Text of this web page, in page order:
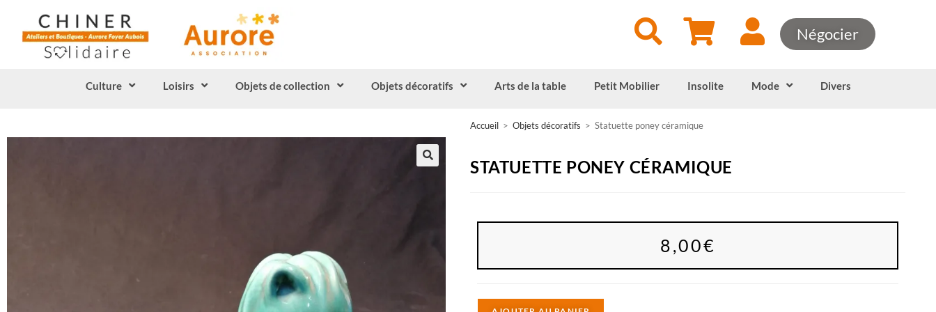
Négocier
Culture Loisirs Objets de collection Objets décoratifs Arts de la table Petit Mobilier Insolite Mode Divers
Accueil > Objets décoratifs > Statuette poney céramique
STATUETTE PONEY CÉRAMIQUE
8,00€